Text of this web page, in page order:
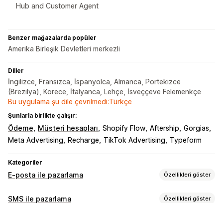
Hub and Customer Agent
Benzer mağazalarda popüler
Amerika Birleşik Devletleri merkezli
Diller
İngilizce, Fransızca, İspanyolca, Almanca, Portekizce
(Brezilya), Korece, İtalyanca, Lehçe, İsveççeve Felemenkçe
Bu uygulama şu dile çevrilmedi:Türkçe
Şunlarla birlikte çalışır:
Ödeme Müşteri hesapları Shopify Flow Aftership Gorgias
Meta Advertising
Recharge TikTok Advertising Typeform
Kategoriler
E-posta ile pazarlama Özellikleri göster
Kampanya türleri
SMS ile pazarlama Özellikleri göster